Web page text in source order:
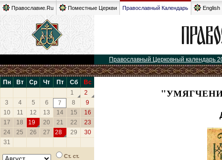
Православие.Ru Поместные Церкви Православный Календарь English
Православный Церковный календарь
Пн Вт Ср Чт Пт Сб
Вс
1
2
3
4 5 6 7 8
9
10
11 12 13 14 15
16
17
18 19 20 21 22
23
24
25 26 27 28 29
30
31
Ст. ст.